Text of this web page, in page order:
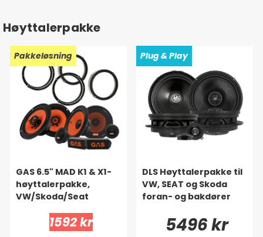
Høyttalerpakke
Pakkeløsning
GAS 6.5" MAD K1 & X1-
høyttalerpakke,
VW/Skoda/Seat
1592 kr
Plug & Play
DLS Høyttalerpakke til
VW, SEAT og Skoda
foran- og bakdører
5496 kr